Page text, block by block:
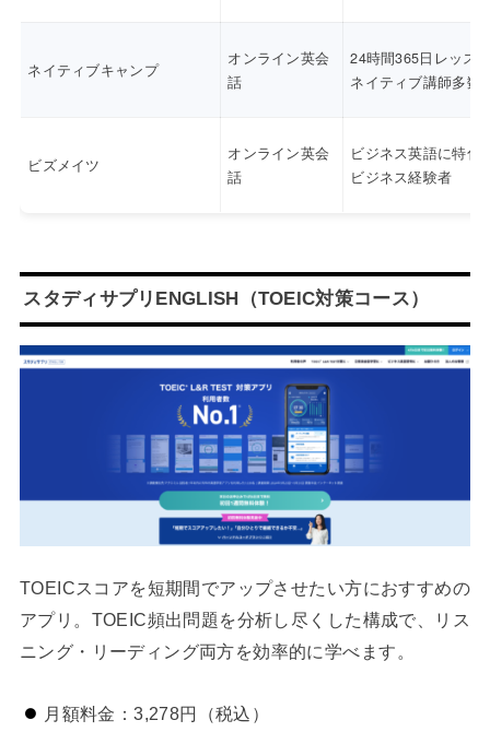
ネイティブキャンプ
オンライン英会
話
24時間365日レッス
ネイティブ講師多数
ビズメイツ
オンライン英会
話
ビジネス英語に特化
ビジネス経験者
スタディサプリENGLISH（TOEIC対策コース）
TOEICスコアを短期間でアップさせたい方におすすめの
アプリ。TOEIC頻出問題を分析し尽くした構成で、リス
ニング・リーディング両方を効率的に学べます。
月額料金：3,278円（税込）